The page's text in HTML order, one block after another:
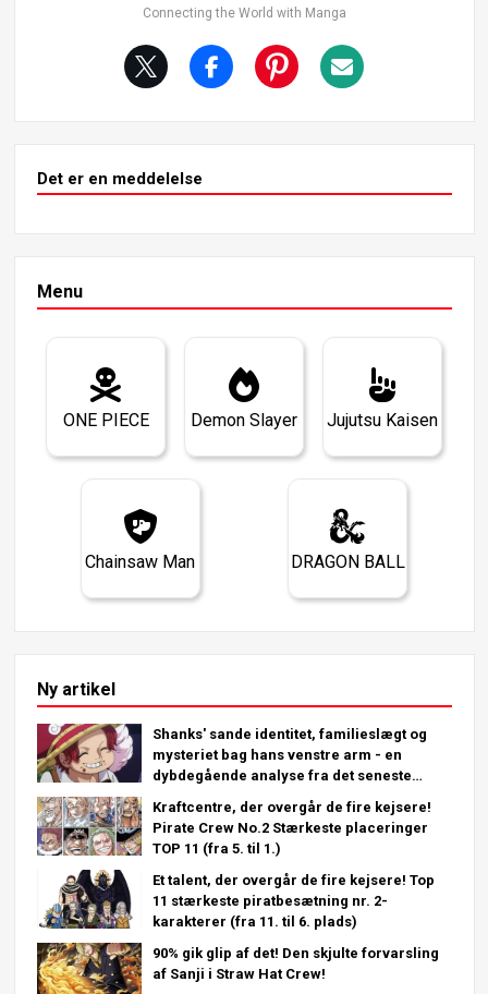
Connecting the World with Manga
Det er en meddelelse
Menu
ONE PIECE Demon Slayer Jujutsu Kaisen
Chainsaw Man DRAGON BALL
Ny artikel
Shanks' sande identitet, familieslægt og
mysteriet bag hans venstre arm - en
dybdegående analyse fra det seneste
Kraftcentre, der overgår de fire kejsere!
Pirate Crew No.2 Stærkeste placeringer
TOP 11 (fra 5. til 1.)
Et talent, der overgår de fire kejsere! Top
11 stærkeste piratbesætning nr. 2-
karakterer (fra 11. til 6. plads)
90% gik glip af det! Den skjulte forvarsling
af Sanji i Straw Hat Crew!